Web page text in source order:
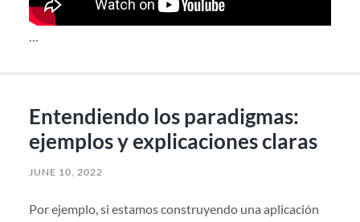
Entendiendo los paradigmas:
ejemplos y explicaciones claras
JUNE 10, 2022
Por ejemplo, si estamos construyendo una aplicación